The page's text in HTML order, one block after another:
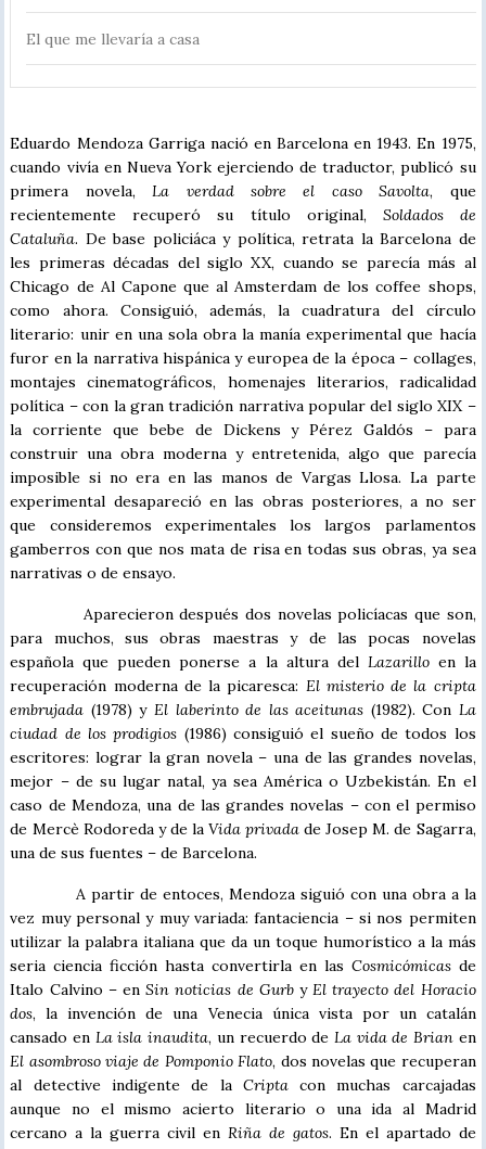
El que me llevaría a casa
Eduardo Mendoza Garriga nació en Barcelona en 1943. En 1975,
cuando vivía en Nueva York ejerciendo de traductor, publicó su
primera novela,La verdad sobre el caso Savolta, que
recientemente recuperó su título original, Soldados de
Cataluña. De base policiáca y política, retrata la Barcelona de
les primeras décadas del siglo XX, cuando se parecía más al
Chicago de Al Capone que al Amsterdam de los coffee shops,
como ahora. Consiguió, además, la cuadratura del círculo
literario: unir en una sola obra la manía experimental que hacía
furor en la narrativa hispánica y europea de la época – collages,
montajes cinematográficos, homenajes literarios, radicalidad
política – con la gran tradición narrativa popular del siglo XIX –
la corriente que bebe de Dickens y Pérez Galdós – para
construir una obra moderna y entretenida, algo que parecía
imposible si no era en las manos de Vargas Llosa. La parte
experimental desapareció en las obras posteriores, a no ser
que consideremos experimentales los largos parlamentos
gamberros con que nos mata de risa en todas sus obras, ya sea
narrativas o de ensayo.
Aparecieron después dos novelas policíacas que son,
para muchos, sus obras maestras y de las pocas novelas
española que pueden ponerse a la altura del Lazarilloen la
recuperación moderna de la picaresca: El misterio de la cripta
embrujada (1978) y El laberinto de las aceitunas (1982). Con La
ciudad de los prodigios (1986) consiguió el sueño de todos los
escritores: lograr la gran novela – una de las grandes novelas,
mejor – de su lugar natal, ya sea América o Uzbekistán. En el
caso de Mendoza, una de las grandes novelas – con el permiso
de Mercè Rodoreda y de la Vida privada de Josep M. de Sagarra,
una de sus fuentes – de Barcelona.
A partir de entoces, Mendoza siguió con una obra a la
vez muy personal y muy variada: fantaciencia – si nos permiten
utilizar la palabra italiana que da un toque humorístico a la más
seria ciencia ficción hasta convertirla en las Cosmicómicasde
Italo Calvino – enSin noticias de GurbyEl trayecto del Horacio
dos, la invención de una Venecia única vista por un catalán
cansado en La isla inaudita, un recuerdo de La vida de Brianen
El asombroso viaje de Pomponio Flato, dos novelas que recuperan
al detective indigente de la Criptacon muchas carcajadas
aunque no el mismo acierto literario o una ida al Madrid
cercano a la guerra civil en Riña de gatos. En el apartado de